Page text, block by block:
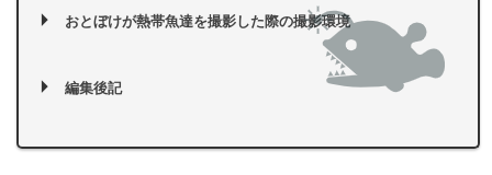
おとぼけが熱帯魚達を撮影した際の撮影環境
編集後記